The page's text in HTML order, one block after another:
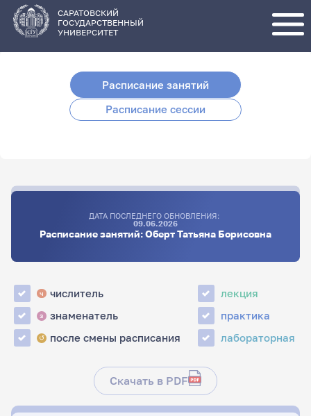
основному
содержанию
САРАТОВСКИЙ
ГОСУДАРСТВЕННЫЙ
УНИВЕРСИТЕТ
Расписание занятий
Расписание сессии
ДАТА ПОСЛЕДНЕГО ОБНОВЛЕНИЯ:
09.06.2026
Расписание занятий: Оберт Татьяна Борисовна
ч числитель
з знаменатель
↺ после смены расписания
лекция
практика
лабораторная
Скачать в PDF